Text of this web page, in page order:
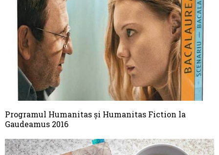
Programul Humanitas și Humanitas Fiction la
Gaudeamus 2016